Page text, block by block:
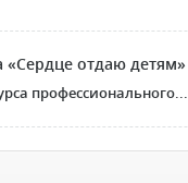
«Сердце отдаю детям»
профессионального...